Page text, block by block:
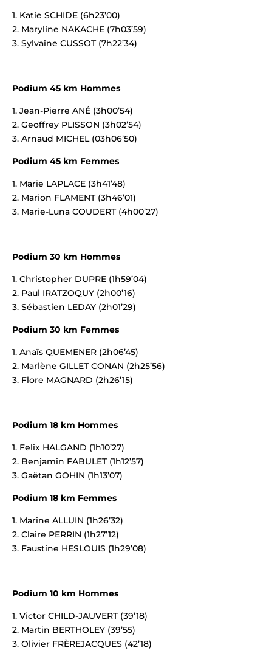
1. Katie SCHIDE (6h23’00)
2. Maryline NAKACHE (7h03’59)
3. Sylvaine CUSSOT (7h22’34)
Podium 45 km Hommes
1. Jean-Pierre ANÉ (3h00’54)
2. Geoffrey PLISSON (3h02’54)
3. Arnaud MICHEL (03h06’50)
Podium 45 km Femmes
1. Marie LAPLACE (3h41’48)
2. Marion FLAMENT (3h46’01)
3. Marie-Luna COUDERT (4h00’27)
Podium 30 km Hommes
1. Christopher DUPRE (1h59’04)
2. Paul IRATZOQUY (2h00’16)
3. Sébastien LEDAY (2h01’29)
Podium 30 km Femmes
1. Anaïs QUEMENER (2h06’45)
2. Marlène GILLET CONAN (2h25’56)
3. Flore MAGNARD (2h26’15)
Podium 18 km Hommes
1. Felix HALGAND (1h10’27)
2. Benjamin FABULET (1h12’57)
3. Gaëtan GOHIN (1h13’07)
Podium 18 km Femmes
1. Marine ALLUIN (1h26’32)
2. Claire PERRIN (1h27’12)
3. Faustine HESLOUIS (1h29’08)
Podium 10 km Hommes
1. Victor CHILD-JAUVERT (39’18)
2. Martin BERTHOLEY (39’55)
3. Olivier FRÈREJACQUES (42’18)